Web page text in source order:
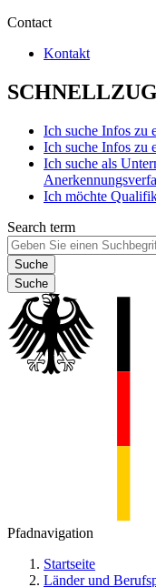
Contact
Kontakt
Ich suche Infos zu
Ich suche Infos zu
Ich suche als
Ich möchte
Search term
Suche
Pfadnavigation
Startseite
Länder und